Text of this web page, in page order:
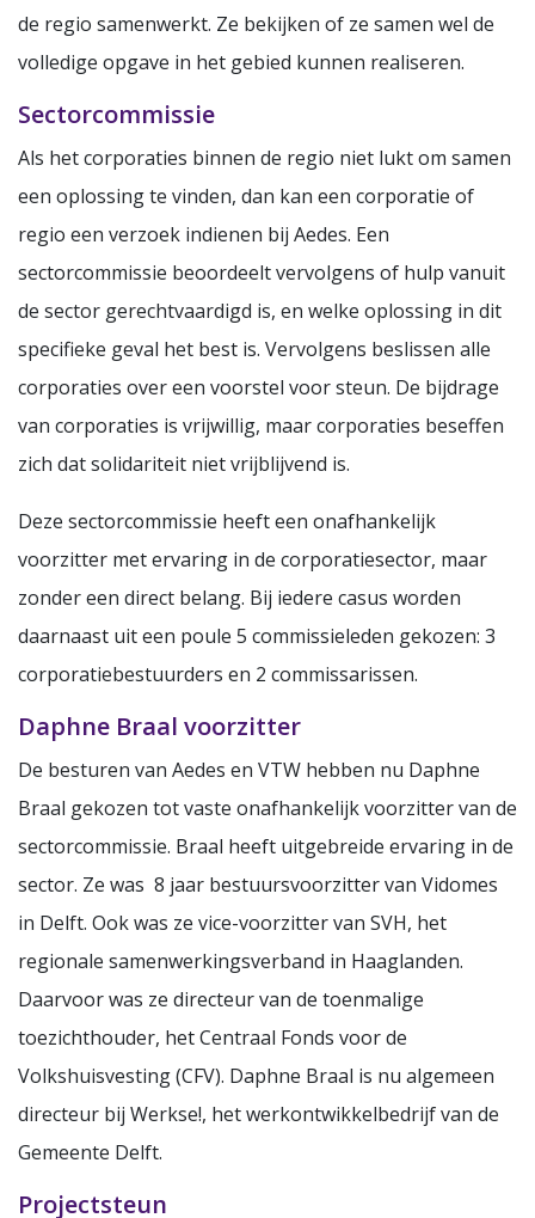
de regio samenwerkt. Ze bekijken of ze samen wel de
volledige opgave in het gebied kunnen realiseren.
Sectorcommissie
Als het corporaties binnen de regio niet lukt om samen
een oplossing te vinden, dan kan een corporatie of
regio een verzoek indienen bij Aedes. Een
sectorcommissie beoordeelt vervolgens of hulp vanuit
de sector gerechtvaardigd is, en welke oplossing in dit
specifieke geval het best is. Vervolgens beslissen alle
corporaties over een voorstel voor steun. De bijdrage
van corporaties is vrijwillig, maar corporaties beseffen
zich dat solidariteit niet vrijblijvend is.
Deze sectorcommissie heeft een onafhankelijk
voorzitter met ervaring in de corporatiesector, maar
zonder een direct belang. Bij iedere casus worden
daarnaast uit een poule 5 commissieleden gekozen: 3
corporatiebestuurders en 2 commissarissen.
Daphne Braal voorzitter
De besturen van Aedes en VTW hebben nu Daphne
Braal gekozen tot vaste onafhankelijk voorzitter van de
sectorcommissie. Braal heeft uitgebreide ervaring in de
sector. Ze was 8 jaar bestuursvoorzitter van Vidomes
in Delft. Ook was ze vice-voorzitter van SVH, het
regionale samenwerkingsverband in Haaglanden.
Daarvoor was ze directeur van de toenmalige
toezichthouder, het Centraal Fonds voor de
Volkshuisvesting (CFV). Daphne Braal is nu algemeen
directeur bij Werkse!, het werkontwikkelbedrijf van de
Gemeente Delft.
Projectsteun